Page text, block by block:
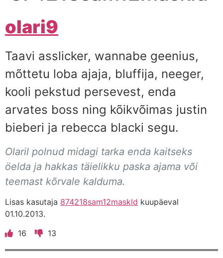
olari9
Taavi asslicker, wannabe geenius,
mõttetu loba ajaja, bluffija, neeger,
kooli pekstud persevest, enda
arvates boss ning kõikvõimas justin
bieberi ja rebecca blacki segu.
Olaril polnud midagi tarka enda kaitseks
öelda ja hakkas täielikku paska ajama või
teemast kõrvale kalduma.
Lisas kasutaja 874218sam12maskld kuupäeval
01.10.2013.
16
13